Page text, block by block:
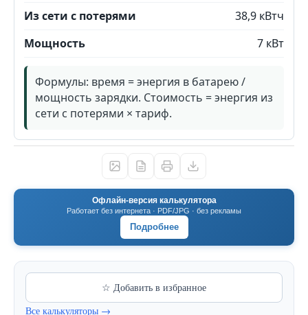
Из сети с потерями
38,9 кВтч
Мощность
7 кВт
Формулы: время = энергия в батарею /
мощность зарядки. Стоимость = энергия из
сети с потерями × тариф.
Офлайн-версия калькулятора
Работает без интернета · PDF/JPG · без рекламы
Подробнее
☆ Добавить в избранное
Все калькуляторы →